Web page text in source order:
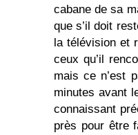
cabane de sa
que s’il doit
la télévision et
ceux qu’il
mais ce n’est
minutes avant
connaissant
près pour être